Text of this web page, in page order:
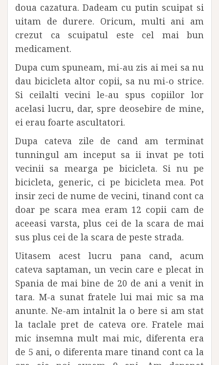
doua cazatura. Dadeam cu putin scuipat si
uitam de durere. Oricum, multi ani am
crezut ca scuipatul este cel mai bun
medicament.
Dupa cum spuneam, mi-au zis ai mei sa nu
dau bicicleta altor copii, sa nu mi-o strice.
Si ceilalti vecini le-au spus copiilor lor
acelasi lucru, dar, spre deosebire de mine,
ei erau foarte ascultatori.
Dupa cateva zile de cand am terminat
tunningul am inceput sa ii invat pe toti
vecinii sa mearga pe bicicleta. Si nu pe
bicicleta, generic, ci pe bicicleta mea. Pot
insir zeci de nume de vecini, tinand cont ca
doar pe scara mea eram 12 copii cam de
aceeasi varsta, plus cei de la scara de mai
sus plus cei de la scara de peste strada.
Uitasem acest lucru pana cand, acum
cateva saptaman, un vecin care e plecat in
Spania de mai bine de 20 de ani a venit in
tara. M-a sunat fratele lui mai mic sa ma
anunte. Ne-am intalnit la o bere si am stat
la taclale pret de cateva ore. Fratele mai
mic insemna mult mai mic, diferenta era
de 5 ani, o diferenta mare tinand cont ca la